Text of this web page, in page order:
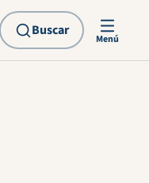
Buscar
Menú